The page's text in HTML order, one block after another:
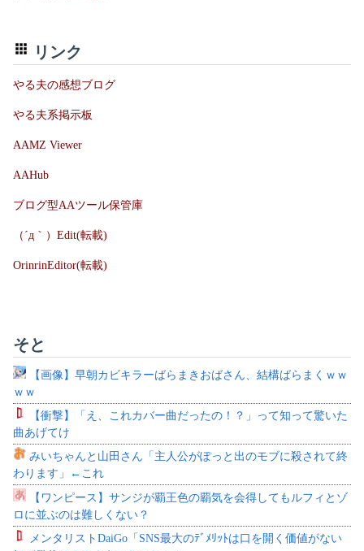
リンク
やる夫の感想ブログ
やる夫系掲示板
AAMZ Viewer
AAHub
ブログ型AAツール保管庫
（´д｀）Edit(転載)
OrinrinEditor(転載)
そと
【画像】早朝カビキラーばらまきおばさん、結構ばらまくｗｗ
ｗｗ
【衝撃】「え、これカバー曲だったの！？」って知って驚いた
曲あげてけ
みいちゃんと山田さん「主人公がぽっと出のモブに殺されて終
わります」←これ
【ワンピース】サンジが覇王色の覇気を会得してもルフィとゾ
ロに並ぶのは難しくない？
メンタリストDaiGo「SNS最大のﾃﾞﾒﾘｯﾄは口を開く価値がない